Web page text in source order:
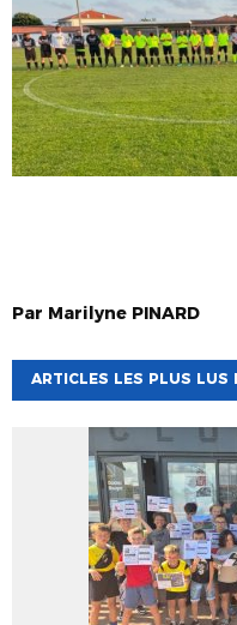
Par Marilyne PINARD
ARTICLES LES PLUS LUS